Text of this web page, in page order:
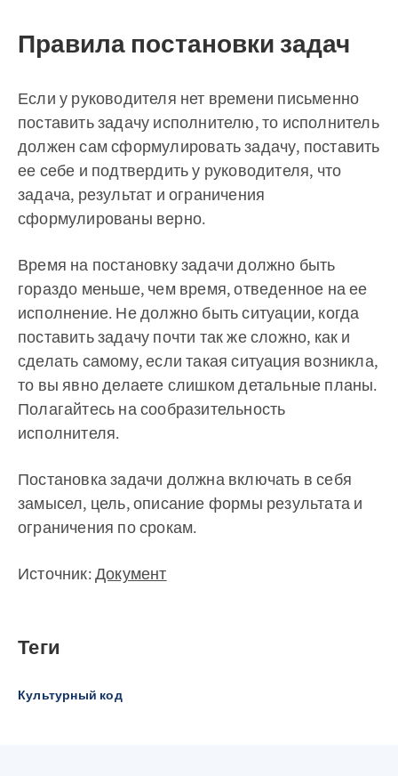
Правила постановки задач
Если у руководителя нет времени письменно
поставить задачу исполнителю, то исполнитель
должен сам сформулировать задачу, поставить
ее себе и подтвердить у руководителя, что
задача, результат и ограничения
сформулированы верно.
Время на постановку задачи должно быть
гораздо меньше, чем время, отведенное на ее
исполнение. Не должно быть ситуации, когда
поставить задачу почти так же сложно, как и
сделать самому, если такая ситуация возникла,
то вы явно делаете слишком детальные планы.
Полагайтесь на сообразительность
исполнителя.
Постановка задачи должна включать в себя
замысел, цель, описание формы результата и
ограничения по срокам.
Источник:Документ
Теги
Культурный код